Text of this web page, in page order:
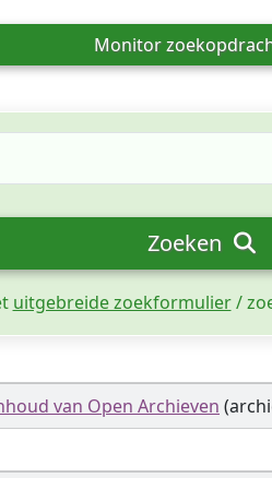
Monitor
Zoeken
uitgebreide zoekformulier/
van Open Archieven